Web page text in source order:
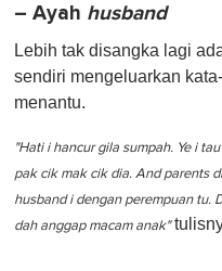
– Ayah husband
Lebih tak disangka lagi
sendiri mengeluarkan
menantu.
"Hati i hancur gila sumpah. Ye i
pak cik mak cik dia. And parents
husband i dengan perempuan tu.
dah anggap macam anak"